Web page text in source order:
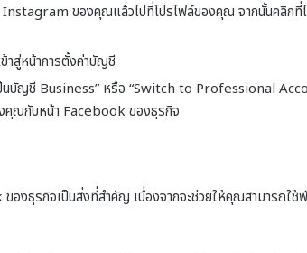
Instagram ของคุณแล้วไปที่โปรไฟล์ของคุณ จากนั้นคลิกที่
าสู่หน้าการตั้งค่าบัญชี
ป็นบัญชี Business” หรือ “Switch to Professional
ณกับหน้า Facebook ของธุรกิจ
ธุรกิจเป็นสิ่งที่สำคัญ เนื่องจากจะช่วยให้คุณสามารถใช้